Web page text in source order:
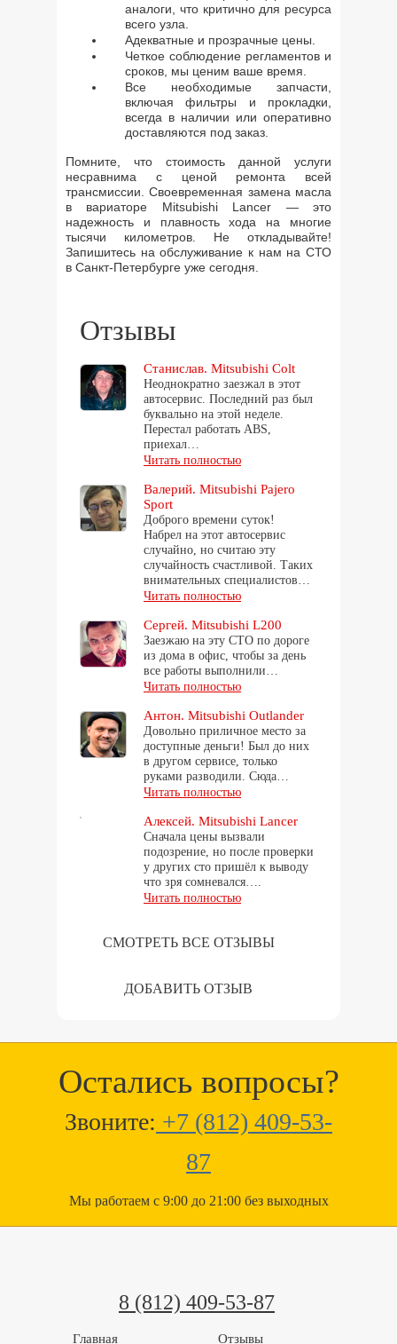
аналоги, что критично для ресурса
всего узла.
Адекватные и прозрачные цены.
Четкое соблюдение регламентов и
сроков, мы ценим ваше время.
Все необходимые запчасти,
включая фильтры и прокладки,
всегда в наличии или оперативно
доставляются под заказ.
Помните, что стоимость данной услуги
несравнима с ценой ремонта всей
трансмиссии. Своевременная замена масла
в вариаторе Mitsubishi Lancer — это
надежность и плавность хода на многие
тысячи километров. Не откладывайте!
Запишитесь на обслуживание к нам на СТО
в Санкт-Петербурге уже сегодня.
Отзывы
Станислав. Mitsubishi Colt
Неоднократно заезжал в этот
автосервис. Последний раз был
буквально на этой неделе.
Перестал работать ABS,
приехал…
Читать полностью
Валерий. Mitsubishi Pajero
Sport
Доброго времени суток!
Набрел на этот автосервис
случайно, но считаю эту
случайность счастливой. Таких
внимательных специалистов…
Читать полностью
Сергей. Mitsubishi L200
Заезжаю на эту СТО по дороге
из дома в офис, чтобы за день
все работы выполнили…
Читать полностью
Антон. Mitsubishi Outlander
Довольно приличное место за
доступные деньги! Был до них
в другом сервисе, только
руками разводили. Сюда…
Читать полностью
Алексей. Mitsubishi Lancer
Сначала цены вызвали
подозрение, но после проверки
у других сто пришёл к выводу
что зря сомневался….
Читать полностью
СМОТРЕТЬ ВСЕ ОТЗЫВЫ
ДОБАВИТЬ ОТЗЫВ
Остались вопросы?
Звоните: +7 (812) 409-53-
87
Мы работаем с 9:00 до 21:00 без выходных
8 (812) 409-53-87
Главная Отзывы